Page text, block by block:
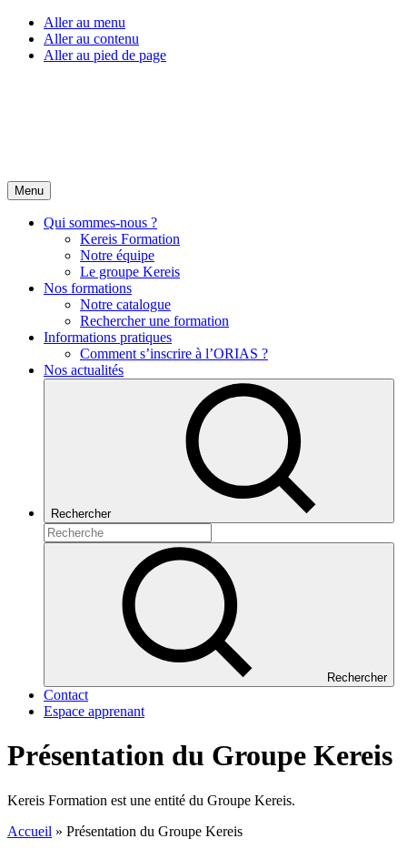
Aller au menu
Aller au contenu
Aller au pied de page
Menu
Qui sommes-nous ?
Kereis Formation
Notre équipe
Le groupe Kereis
Nos formations
Notre catalogue
Rechercher une formation
Informations pratiques
Comment s’inscrire à l’ORIAS ?
Nos actualités
Rechercher
Rechercher
Contact
Espace apprenant
Présentation du Groupe Kereis
Kereis Formation est une entité du Groupe Kereis.
Accueil » Présentation du Groupe Kereis